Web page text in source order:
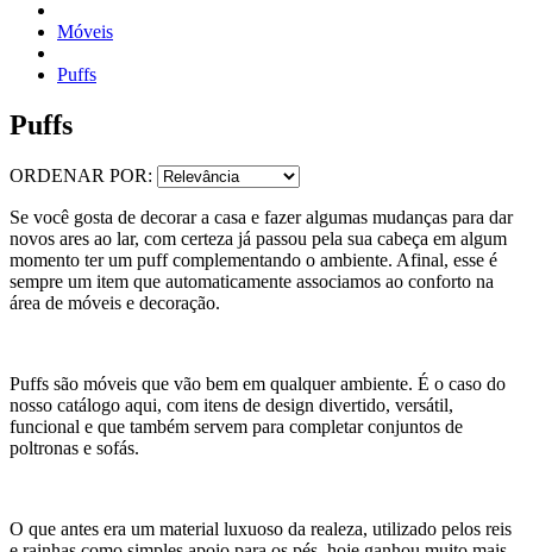
Móveis
Puffs
Puffs
ORDENAR POR:
Se você gosta de decorar a casa e fazer algumas mudanças para dar
novos ares ao lar, com certeza já passou pela sua cabeça em algum
momento ter um puff complementando o ambiente. Afinal, esse é
sempre um item que automaticamente associamos ao conforto na
área de móveis e decoração.
Puffs são móveis que vão bem em qualquer ambiente. É o caso do
nosso catálogo aqui, com itens de design divertido, versátil,
funcional e que também servem para completar conjuntos de
poltronas e sofás.
O que antes era um material luxuoso da realeza, utilizado pelos reis